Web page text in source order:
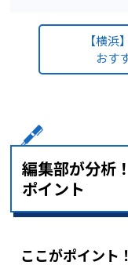
【横
おす
編集部が分析
ポイント
ここがポイント！